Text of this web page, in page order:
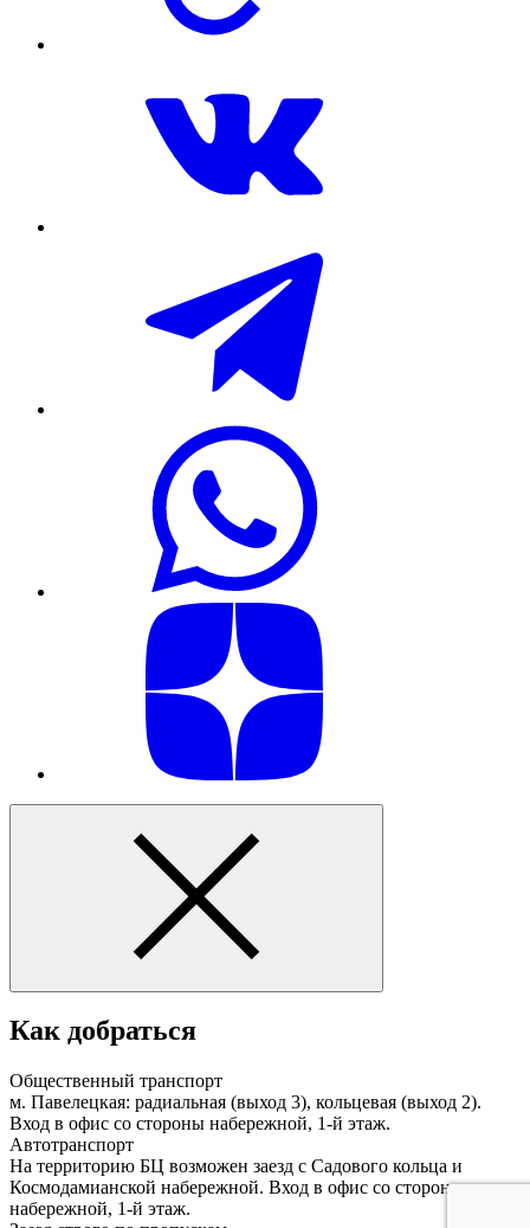
Как добраться
Общественный транспорт
м. Павелецкая: радиальная (выход 3), кольцевая (выход 2).
Вход в офис со стороны набережной, 1-й этаж.
Автотранспорт
На территорию БЦ возможен заезд с Садового кольца и
Космодамианской набережной. Вход в офис со стороны
набережной, 1-й этаж.